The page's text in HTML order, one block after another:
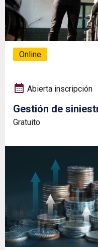
Online
Abierta inscripción
Gestión de
Gratuito